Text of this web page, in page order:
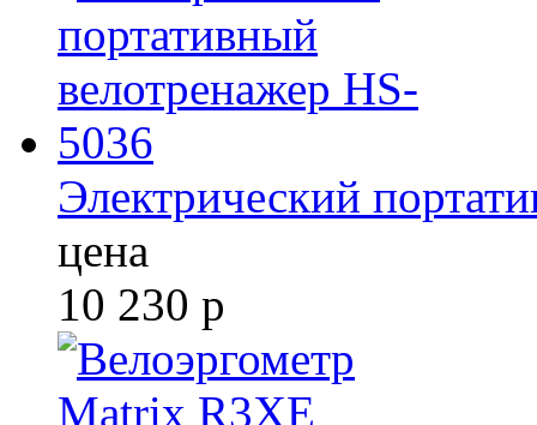
Электрический
цена
10 230 р